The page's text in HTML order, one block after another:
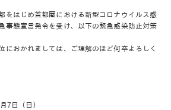
をはじめ首都圏における新型コロナウイルス感
事態宣言発令を受け、以下の緊急感染防止対策
におかれましては、ご理解のほど何卒よろしく
7日（日）